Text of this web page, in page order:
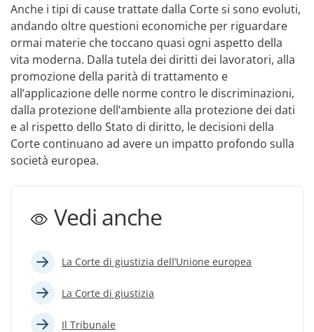
Anche i tipi di cause trattate dalla Corte si sono evoluti,
andando oltre questioni economiche per riguardare
ormai materie che toccano quasi ogni aspetto della
vita moderna. Dalla tutela dei diritti dei lavoratori, alla
promozione della parità di trattamento e
all’applicazione delle norme contro le discriminazioni,
dalla protezione dell’ambiente alla protezione dei dati
e al rispetto dello Stato di diritto, le decisioni della
Corte continuano ad avere un impatto profondo sulla
società europea.
Vedi anche
La Corte di giustizia dell’Unione europea
La Corte di giustizia
Il Tribunale